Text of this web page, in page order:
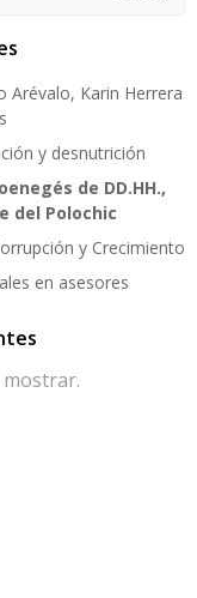
Arévalo, Karin Herrera
y desnutrición
de DD.HH.,
del Polochic
y Crecimiento
en asesores